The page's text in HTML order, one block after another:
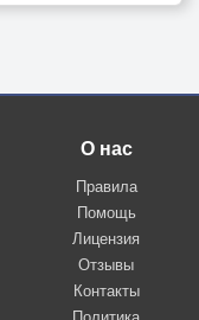
О нас
Правила
Помощь
Лицензия
Отзывы
Контакты